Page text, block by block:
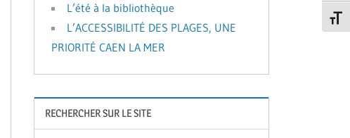
L’été à la bibliothèque
L’ACCESSIBILITÉ DES PLAGES, UNE
PRIORITÉ CAEN LA MER
RECHERCHER SUR LE SITE